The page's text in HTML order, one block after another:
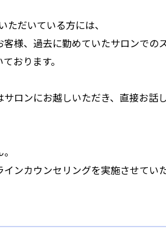
だいている方には、
様、過去に勤めていたサロンでの
おります。
ロンにお越しいただき、直接お話
ンカウンセリングを実施させていた